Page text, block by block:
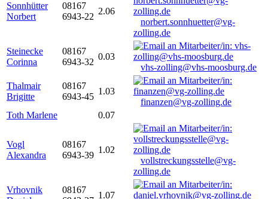
Sonnhütter
Norbert
08167
6943-22
2.06
norbert.sonnhuetter@vg-
zolling.de
Steinecke
Corinna
08167
6943-32
0.03
vhs-zolling@vhs-moosburg.de
Thalmair
Brigitte
08167
6943-45
1.03
finanzen@vg-zolling.de
Toth Marlene
0.07
Vogl
Alexandra
08167
6943-39
1.02
vollstreckungsstelle@vg-
zolling.de
Vrhovnik
08167
1.07